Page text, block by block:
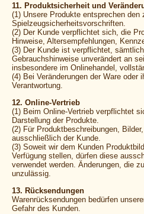
11. Produktsicherheit und
(1) Unsere Produkte entsprechen
Spielzeugsicherheitsvorschriften.
(2) Der Kunde verpflichtet sich, die
Hinweise, Altersempfehlungen,
(3) Der Kunde ist verpflichtet,
Gebrauchshinweise unverändert an
insbesondere im Onlinehandel,
(4) Bei Veränderungen der Ware
Verantwortung.
12. Online-Vertrieb
(1) Beim Online-Vertrieb verpflichtet
Darstellung der Produkte.
(2) Für Produktbeschreibungen,
ausschließlich der Kunde.
(3) Soweit wir dem Kunden
Verfügung stellen, dürfen diese
verwendet werden. Änderungen, die
unzulässig.
13. Rücksendungen
Warenrücksendungen bedürfen
Gefahr des Kunden.